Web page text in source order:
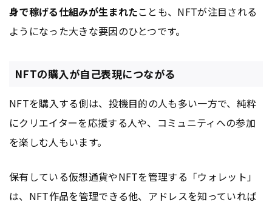
身で稼げる仕組みが生まれたことも、NFTが注目される
ようになった大きな要因のひとつです。
NFTの購入が自己表現につながる
NFTを購入する側は、投機目的の人も多い一方で、純粋
にクリエイターを応援する人や、コミュニティへの参加
を楽しむ人もいます。
保有している仮想通貨やNFTを管理する「ウォレット」
は、NFT作品を管理できる他、アドレスを知っていれば